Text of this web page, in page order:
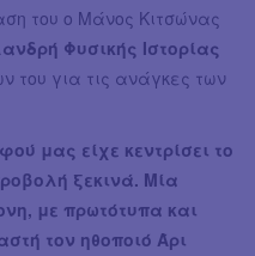
του ο Μάνος Κιτσώνας
Φυσικής Ιστορίας
του για τις ανάγκες των
μας είχε κεντρίσει το
ξεκινά. Μία
με πρωτότυπα και
τον ηθοποιό Άρι